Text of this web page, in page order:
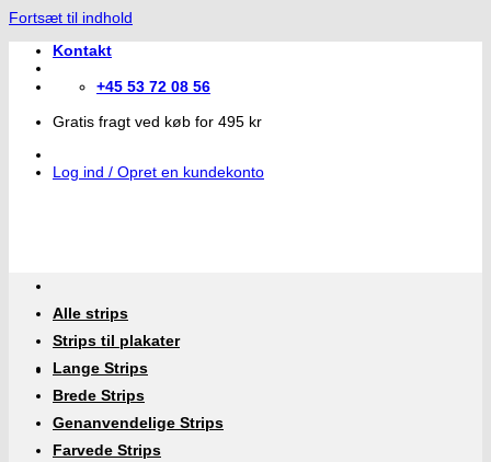
Fortsæt til indhold
Kontakt
+45 53 72 08 56
Gratis fragt ved køb for 495 kr
Log ind / Opret en kundekonto
Alle strips
Strips til plakater
Lange Strips
Brede Strips
Genanvendelige Strips
Farvede Strips